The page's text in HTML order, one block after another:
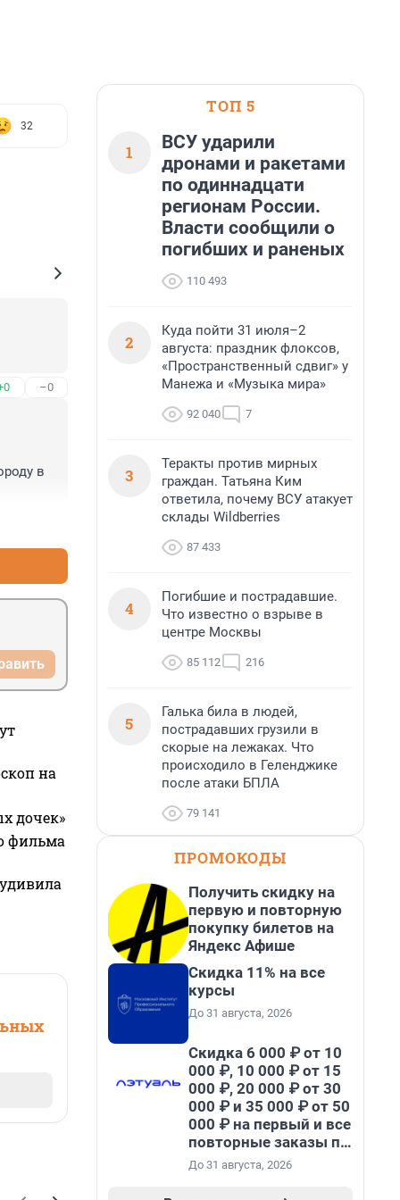
32
–0
в
на
дочек»
фильма
ТОП 5
1
ВСУ ударили
дронами и ракетами
по одиннадцати
регионам России.
Власти сообщили о
погибших и раненых
110 493
2
Куда пойти 31 июля–2
августа: праздник флоксов,
«Пространственный сдвиг» у
Манежа и «Музыка мира»
92 040 7
3
Теракты против мирных
граждан. Татьяна Ким
ответила, почему ВСУ атакует
склады Wildberries
87 433
4
Погибшие и пострадавшие.
Что известно о взрыве в
центре Москвы
85 112 216
5
Галька била в людей,
пострадавших грузили в
скорые на лежаках. Что
происходило в Геленджике
после атаки БПЛА
79 141
ПРОМОКОДЫ
Получить скидку на
первую и повторную
покупку билетов на
Яндекс Афише
Скидка 11% на все
курсы
До 31 августа, 2026
Скидка 6 000 ₽ от 10
000 ₽, 10 000 ₽ от 15
000 ₽, 20 000 ₽ от 30
000 ₽ и 35 000 ₽ от 50
000 ₽ на первый и все
повторные заказы по
промокоду НАБЕРИ
До 31 августа, 2026